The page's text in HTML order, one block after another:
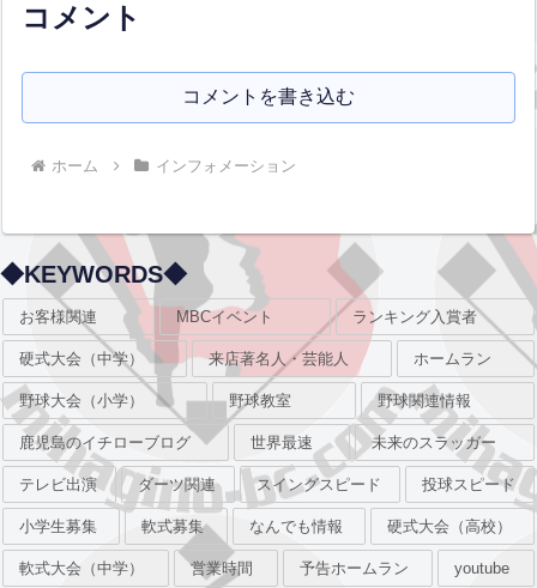
コメント
コメントを書き込む
ホーム インフォメーション
◆KEYWORDS◆
お客様関連 MBCイベント ランキング入賞者
硬式大会（中学） 来店著名人・芸能人 ホームラン
野球大会（小学） 野球教室 野球関連情報
鹿児島のイチローブログ 世界最速 未来のスラッガー
テレビ出演 ダーツ関連 スイングスピード 投球スピード
小学生募集 軟式募集 なんでも情報 硬式大会（高校）
軟式大会（中学） 営業時間 予告ホームラン youtube